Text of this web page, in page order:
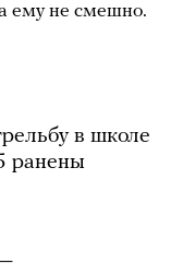
ему не смешно.
в школе
ранены